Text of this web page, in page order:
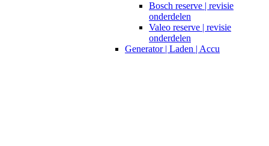
Bosch reserve | revisie
onderdelen
Valeo reserve | revisie
onderdelen
Generator | Laden | Accu